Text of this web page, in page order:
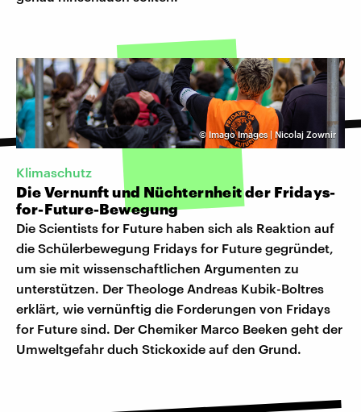
© Imago Images | Nicolaj Zownir
Klimaschutz
Die Vernunft und Nüchternheit der Fridays-
for-Future-Bewegung
Die Scientists for Future haben sich als Reaktion auf
die Schülerbewegung Fridays for Future gegründet,
um sie mit wissenschaftlichen Argumenten zu
unterstützen. Der Theologe Andreas Kubik-Boltres
erklärt, wie vernünftig die Forderungen von Fridays
for Future sind. Der Chemiker Marco Beeken geht der
Umweltgefahr duch Stickoxide auf den Grund.